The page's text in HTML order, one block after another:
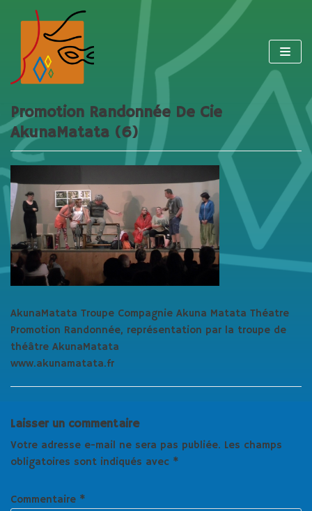
Aller
contenu
Promotion Randonnée De Cie
AkunaMatata (6)
AkunaMatata Troupe Compagnie Akuna Matata Théatre
Promotion Randonnée, représentation par la troupe de
théâtre AkunaMatata
www.akunamatata.fr
Laisser un commentaire
Votre adresse e-mail ne sera pas publiée. Les champs
obligatoires sont indiqués avec *
Commentaire *